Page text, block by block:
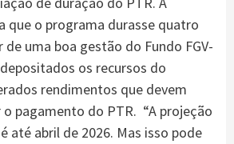
que o programa durasse quatro
de uma boa gestão do Fundo FGV-
os recursos do
rendimentos que devem
pagamento do PTR. “A projeção
até abril de 2026. Mas isso pode